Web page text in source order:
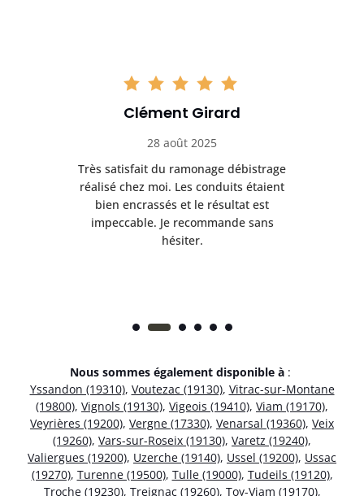
Clément Girard
28 août 2025
Très satisfait du ramonage débistrage
réalisé chez moi. Les conduits étaient
bien encrassés et le résultat est
impeccable. Je recommande sans
hésiter.
Nous sommes également disponible à :
Yssandon (19310), Voutezac (19130), Vitrac-sur-Montane
(19800), Vignols (19130), Vigeois (19410), Viam (19170),
Veyrières (19200), Vergne (17330), Venarsal (19360), Veix
(19260), Vars-sur-Roseix (19130), Varetz (19240),
Valiergues (19200), Uzerche (19140), Ussel (19200), Ussac
(19270), Turenne (19500), Tulle (19000), Tudeils (19120),
Troche (19230), Treignac (19260), Toy-Viam (19170),